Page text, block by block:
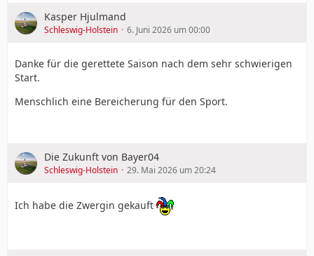
Kasper Hjulmand
Schleswig-Holstein 6. Juni 2026 um 00:00
Danke für die gerettete Saison nach dem sehr schwierigen
Start.
Menschlich eine Bereicherung für den Sport.
Die Zukunft von Bayer04
Schleswig-Holstein 29. Mai 2026 um 20:24
Ich habe die Zwergin gekauft